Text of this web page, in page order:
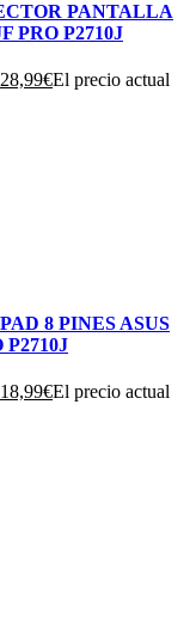
PANTALLA
PRO P2710J
28,99€El precio actual
8 PINES ASUS
P2710J
18,99€El precio actual